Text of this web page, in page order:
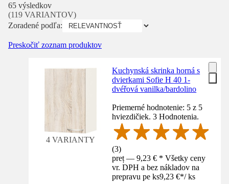
65 výsledkov
(119 VARIANTOV)
Zoradené podľa:
Preskočiť zoznam produktov
4 VARIANTY
Kuchynská skrinka horná s
dvierkami Sofie H 40 1-
dvéřová vanilka/bardolino
Priemerné hodnotenie: 5 z 5
hviezdičiek. 3 Hodnotenia.
(3)
preț — 9,23 € * Všetky ceny
vr. DPH a bez nákladov na
prepravu pe ks9,23 €*/ ks